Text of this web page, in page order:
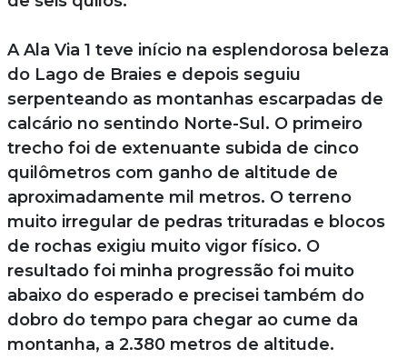
A Ala Via 1 teve início na esplendorosa beleza
do Lago de Braies e depois seguiu
serpenteando as montanhas escarpadas de
calcário no sentindo Norte-Sul. O primeiro
trecho foi de extenuante subida de cinco
quilômetros com ganho de altitude de
aproximadamente mil metros. O terreno
muito irregular de pedras trituradas e blocos
de rochas exigiu muito vigor físico. O
resultado foi minha progressão foi muito
abaixo do esperado e precisei também do
dobro do tempo para chegar ao cume da
montanha, a 2.380 metros de altitude.